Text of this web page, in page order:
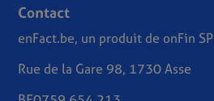
Contact
enFact.be, un produit de onFin SP
Rue de la Gare 98, 1730 Asse